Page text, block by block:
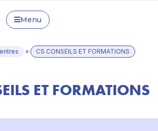
Menu
» CS CONSEILS ET FORMATIONS
ET FORMATIONS